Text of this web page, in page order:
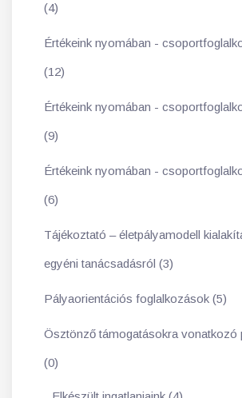
(4)
Értékeink nyomában -
(12)
Értékeink nyomában -
(9)
Értékeink nyomában -
(6)
Tájékoztató – életpályamodell
egyéni tanácsadásról (3)
Pályaorientációs foglalkozások (5)
Ösztönző támogatásokra vonatkozó
(0)